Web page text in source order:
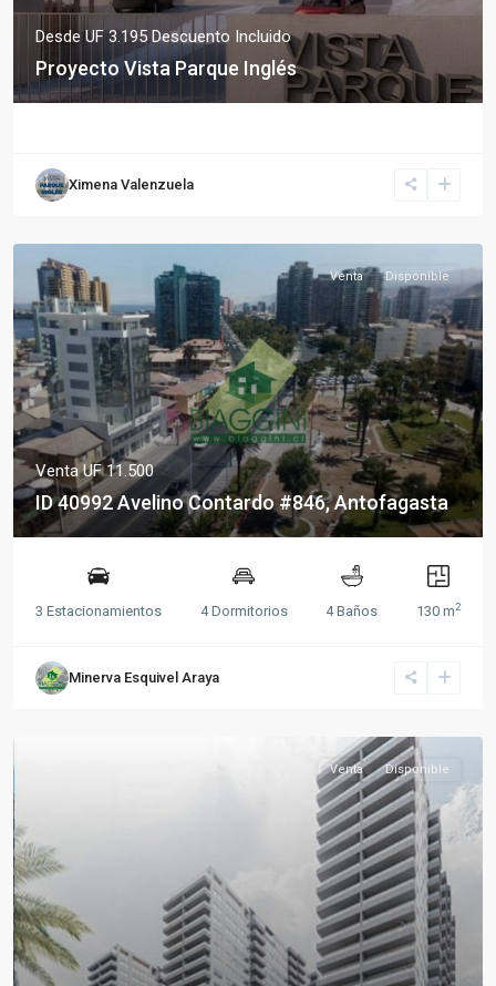
DesdeUF 3.195 Descuento Incluido
Proyecto Vista Parque Inglés
Ximena Valenzuela
Venta Disponible
VentaUF 11.500
ID 40992 Avelino Contardo #846, Antofagasta
3 Estacionamientos 4 Dormitorios 4 Baños 130 m2
Minerva Esquivel Araya
Venta Disponible